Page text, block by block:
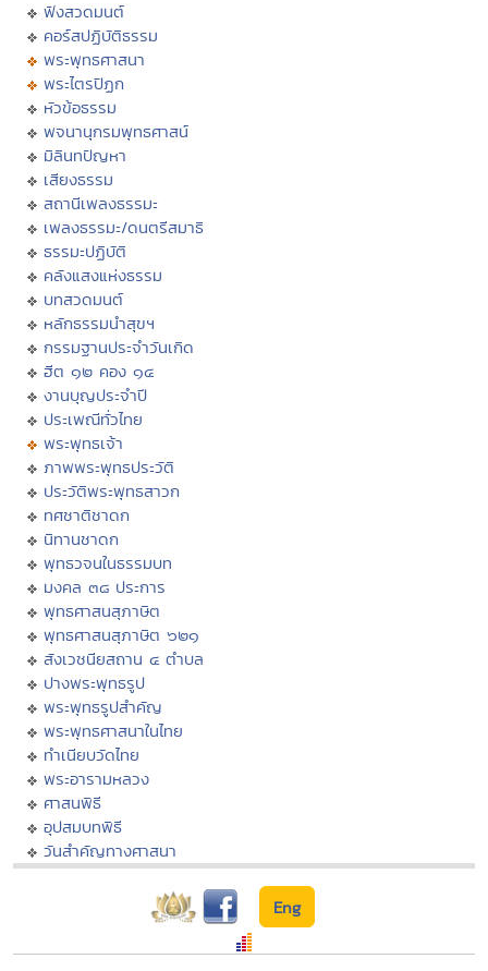
ฟังสวดมนต์
คอร์สปฏิบัติธรรม
พระพุทธศาสนา
พระไตรปิฏก
หัวข้อธรรม
พจนานุกรมพุทธศาสน์
มิลินทปัญหา
เสียงธรรม
สถานีเพลงธรรมะ
เพลงธรรมะ/ดนตรีสมาธิ
ธรรมะปฏิบัติ
คลังแสงแห่งธรรม
บทสวดมนต์
หลักธรรมนำสุขฯ
กรรมฐานประจำวันเกิด
ฮีต ๑๒ คอง ๑๔
งานบุญประจำปี
ประเพณีทั่วไทย
พระพุทธเจ้า
ภาพพระพุทธประวัติ
ประวัติพระพุทธสาวก
ทศชาติชาดก
นิทานชาดก
พุทธวจนในธรรมบท
มงคล ๓๘ ประการ
พุทธศาสนสุภาษิต
พุทธศาสนสุภาษิต ๖๒๑
สังเวชนียสถาน ๔ ตำบล
ปางพระพุทธรูป
พระพุทธรูปสำคัญ
พระพุทธศาสนาในไทย
ทำเนียบวัดไทย
พระอารามหลวง
ศาสนพิธี
อุปสมบทพิธี
วันสำคัญทางศาสนา
Eng